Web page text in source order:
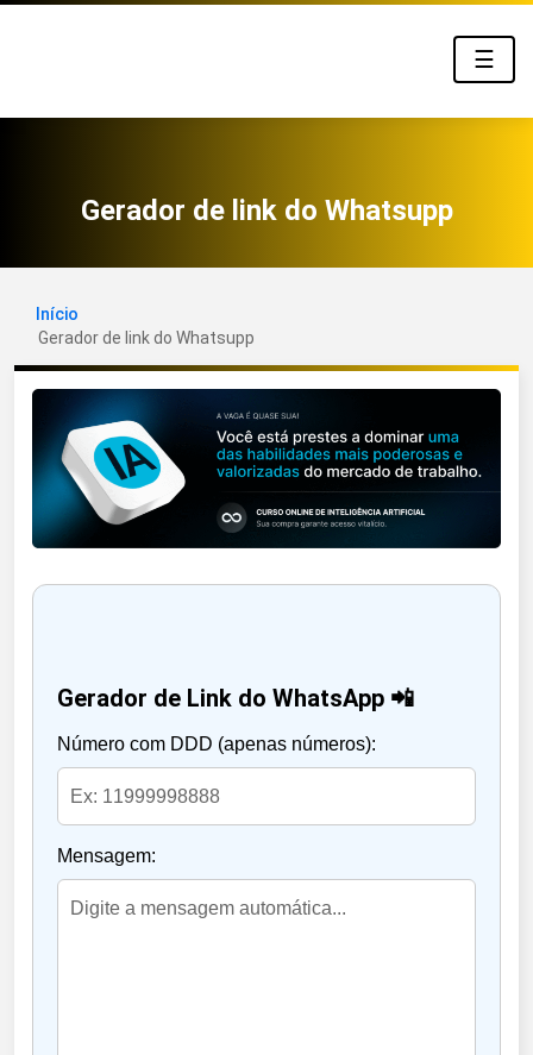
☰
Gerador de link do Whatsupp
Início
Gerador de link do Whatsupp
Gerador de Link do WhatsApp 📲
Número com DDD (apenas números):
Mensagem: